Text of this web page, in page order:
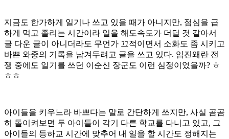
지금도 한가하게 일기나 쓰고 있을 때가 아니지만, 점심을 급
하게 먹고 졸리는 시간이라 일을 해도속도가 더딜 것 같아서
글 다운 글이 아니더라도 무언가 끄적이면서 소화도 좀 시키고
바쁜 와중의 기록을 남겨두려고 글을 쓰고 있다. 임진왜란 전
쟁 중에도 일기를 쓰던 이순신 장군도 이런 심정이었을까? ㅎ
ㅎㅎ
아이들을 키우느라 바쁘다는 말로 간단하게 쓰지만, 사실 곰곰
히 돌이켜보면 두 아이들이 각기 다른 학교를 다니고 있고, 그
아이들의 등하교 시간에 맞추어 내 일을 할 시간도 정해지는